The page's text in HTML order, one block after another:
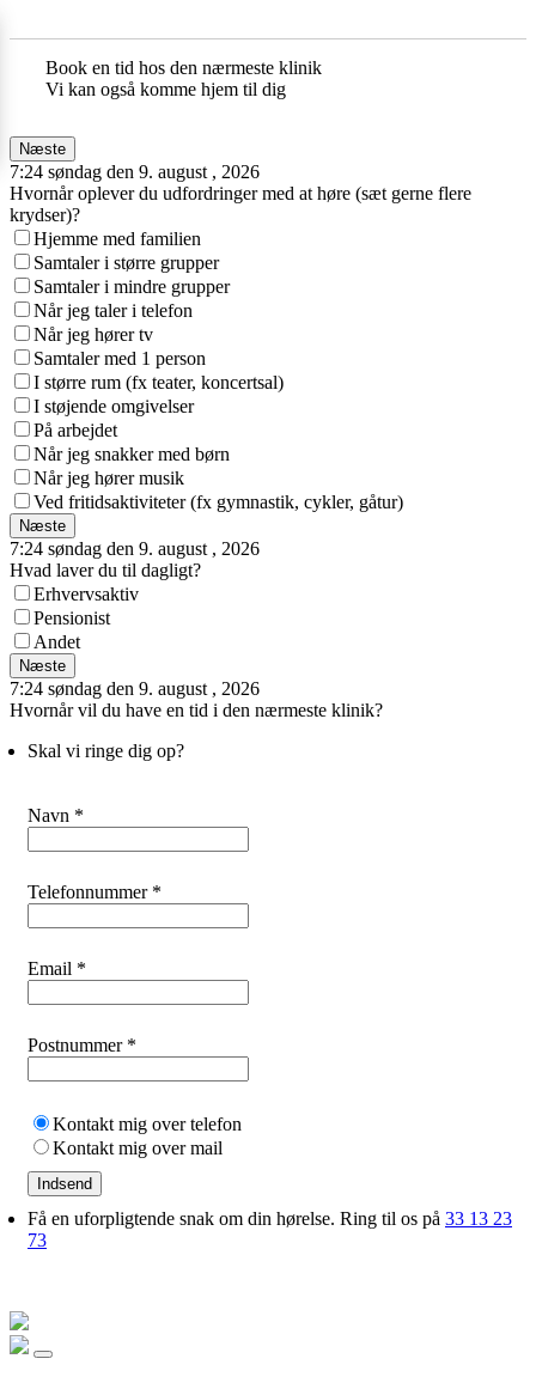
Book en tid hos den nærmeste klinik
Vi kan også komme hjem til dig
Næste
7:24 søndag den 9. august , 2026
Hvornår oplever du udfordringer med at høre (sæt gerne flere
krydser)?
Hjemme med familien
Samtaler i større grupper
Samtaler i mindre grupper
Når jeg taler i telefon
Når jeg hører tv
Samtaler med 1 person
I større rum (fx teater, koncertsal)
I støjende omgivelser
På arbejdet
Når jeg snakker med børn
Når jeg hører musik
Ved fritidsaktiviteter (fx gymnastik, cykler, gåtur)
Næste
7:24 søndag den 9. august , 2026
Hvad laver du til dagligt?
Erhvervsaktiv
Pensionist
Andet
Næste
7:24 søndag den 9. august , 2026
Hvornår vil du have en tid i den nærmeste klinik?
Skal vi ringe dig op?
Navn *
Telefonnummer *
Email *
Postnummer *
Kontakt mig over telefon
Kontakt mig over mail
Indsend
Få en uforpligtende snak om din hørelse. Ring til os på 33 13 23
73